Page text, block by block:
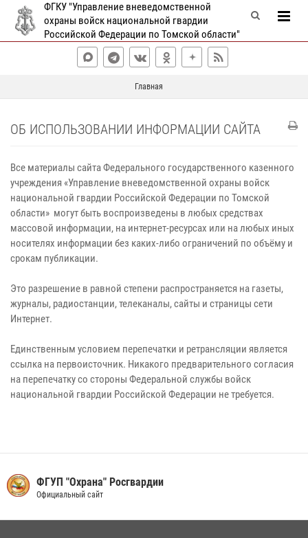
ФГКУ "Управление вневедомственной
охраны войск национальной гвардии
Российской Федерации по Томской области"
Главная
ОБ ИСПОЛЬЗОВАНИИ ИНФОРМАЦИИ САЙТА
Все материалы сайта Федерального государственного казенного
учреждения «Управление вневедомственной охраны войск
национальной гвардии Российской Федерации по Томской
области» могут быть воспроизведены в любых средствах
массовой информации, на интернет-ресурсах или на любых иных
носителях информации без каких‑либо ограничений по объёму и
срокам публикации.
Это разрешение в равной степени распространяется на газеты,
журналы, радиостанции, телеканалы, сайты и страницы сети
Интернет.
Единственным условием перепечатки и ретрансляции является
ссылка на первоисточник. Никакого предварительного согласия
на перепечатку со стороны Федеральной службы войск
национальной гвардии Российской Федерации не требуется.
ФГУП "Охрана" Росгвардии
Официальный сайт